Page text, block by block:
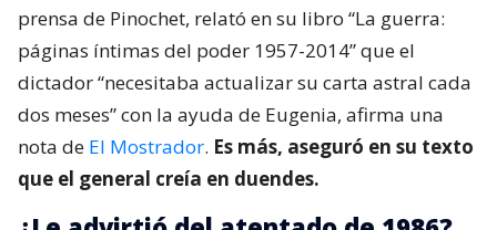
prensa de Pinochet, relató en su libro “La guerra:
páginas íntimas del poder 1957-2014” que el
dictador “necesitaba actualizar su carta astral cada
dos meses” con la ayuda de Eugenia, afirma una
nota de El Mostrador. Es más, aseguró en su texto
que el general creía en duendes.